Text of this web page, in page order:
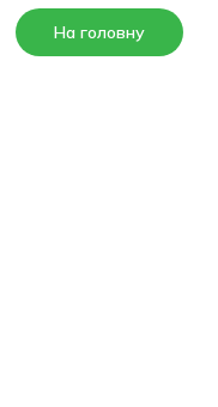
На головну